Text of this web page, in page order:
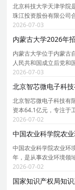
北京科技大学天津学院
珠江投资股份有限公司
批接受教育部规范工作
京津新城，占地
2026-07-03
内蒙古大学位于内蒙古
人民共和国成立后党和
创办于1957年，时任国
于1962年招收研究生
2026-07-03
北京智芯微电子科技有
资本64.1亿元，专注于
（广州分公司、深圳市
公司、杭州万高科技股
2026-07-02
中国农业科学院农业环
年，是从事农业环境领
位。环发所以破解现代
核心切入点，聚焦气候
2026-07-02